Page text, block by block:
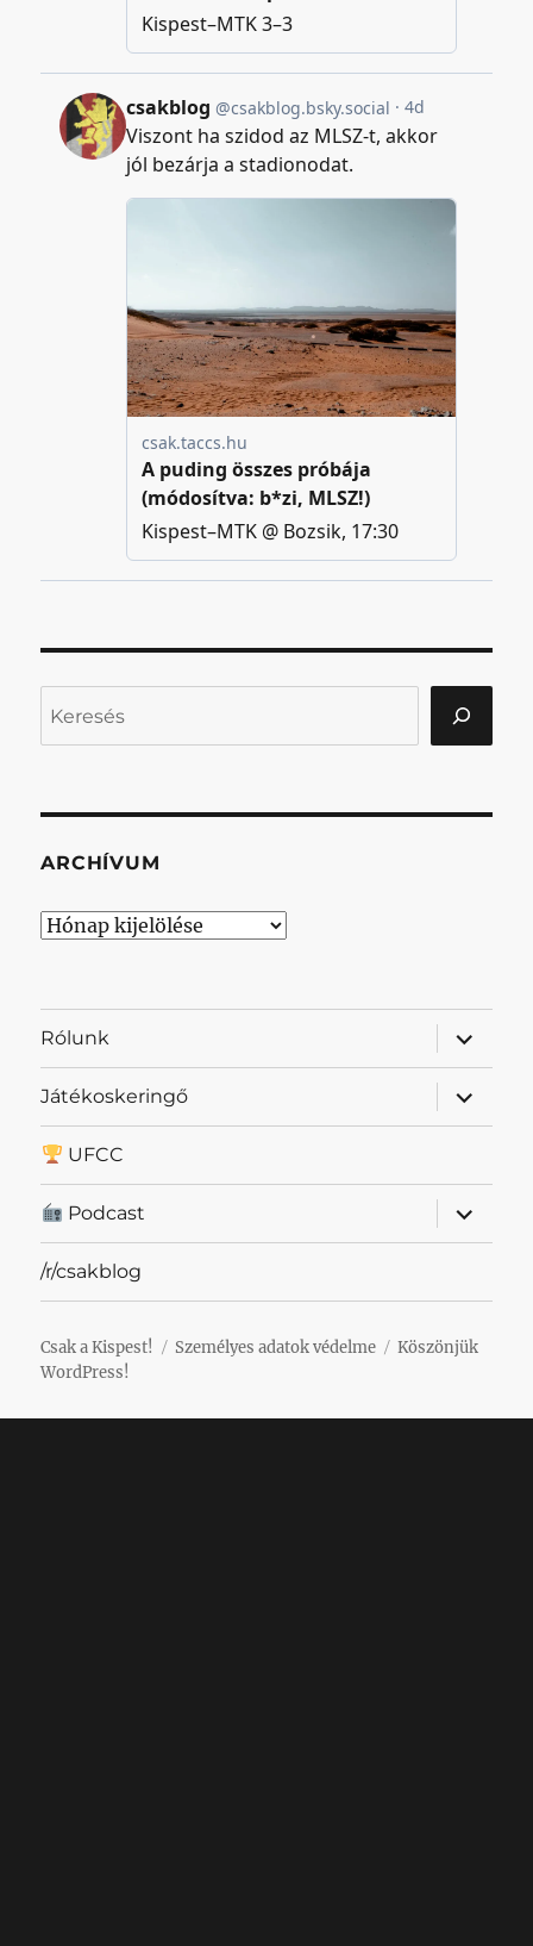
ARCHÍVUM
Archívum
Rólunk
almenü
Játékoskeringő
almenü
UFCC
Podcast
almenü
/r/csakblog
Csak a Kispest! Személyes adatok védelme
Köszönjük
WordPress!